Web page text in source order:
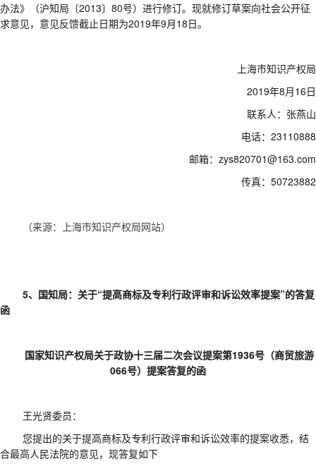
办法》（沪知局〔2013〕80号）进行修订。现就修订草案向社会公开征
求意见，意见反馈截止日期为2019年9月18日。
上海市知识产权局
2019年8月16日
联系人：张燕山
电话：23110888
邮箱：zys820701@163.com
传真：50723882
（来源：上海市知识产权局网站）
5、国知局：关于“提高商标及专利行政评审和诉讼效率提案”的答复
函
国家知识产权局关于政协十三届二次会议提案第1936号（商贸旅游
066号）提案答复的函
王光贤委员：
您提出的关于提高商标及专利行政评审和诉讼效率的提案收悉，结
合最高人民法院的意见，现答复如下